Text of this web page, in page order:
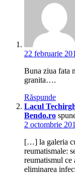
articular
22 februarie
Buna ziua fata
granita….
Răspunde
Lacul
Bendo.ro
2 octombrie
[…] la galeria
reumatismale:
reumatismul ce
eliminarea